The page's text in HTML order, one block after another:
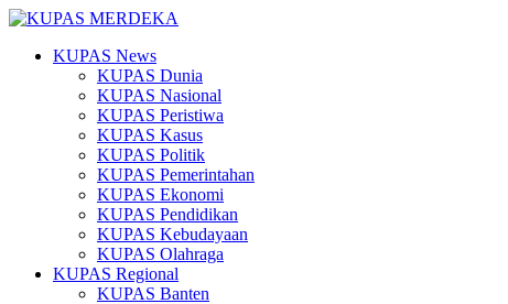
KUPAS News
KUPAS Dunia
KUPAS Nasional
KUPAS Peristiwa
KUPAS Kasus
KUPAS Politik
KUPAS Pemerintahan
KUPAS Ekonomi
KUPAS Pendidikan
KUPAS Kebudayaan
KUPAS Olahraga
KUPAS Regional
KUPAS Banten